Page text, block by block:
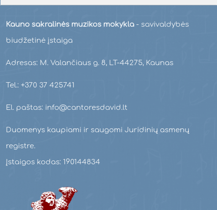
Kauno sakralinės muzikos mokykla - savivaldybės
biudžetinė įstaiga
Adresas: M. Valančiaus g. 8, LT-44275, Kaunas
Tel.: +370 37 425741
El. paštas: info@cantoresdavid.lt
Duomenys kaupiami ir saugomi Juridinių asmenų
registre.
Įstaigos kodas: 190144834